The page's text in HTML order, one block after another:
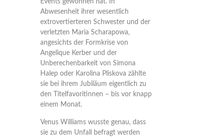
Events gewonnen hat. In
Abwesenheit ihrer wesentlich
extrovertierteren Schwester und der
verletzten Maria Scharapowa,
angesichts der Formkrise von
Angelique Kerber und der
Unberechenbarkeit von Simona
Halep oder Karolina Pliskova zählte
sie bei ihrem Jubiläum eigentlich zu
den Titelfavoritinnen – bis vor knapp
einem Monat.
Venus Williams wusste genau, dass
sie zu dem Unfall befragt werden